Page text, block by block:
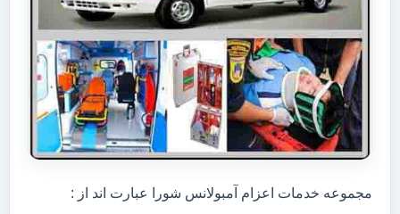
مجموعه خدمات اعزام آمبولانس شورا عبارت اند از :